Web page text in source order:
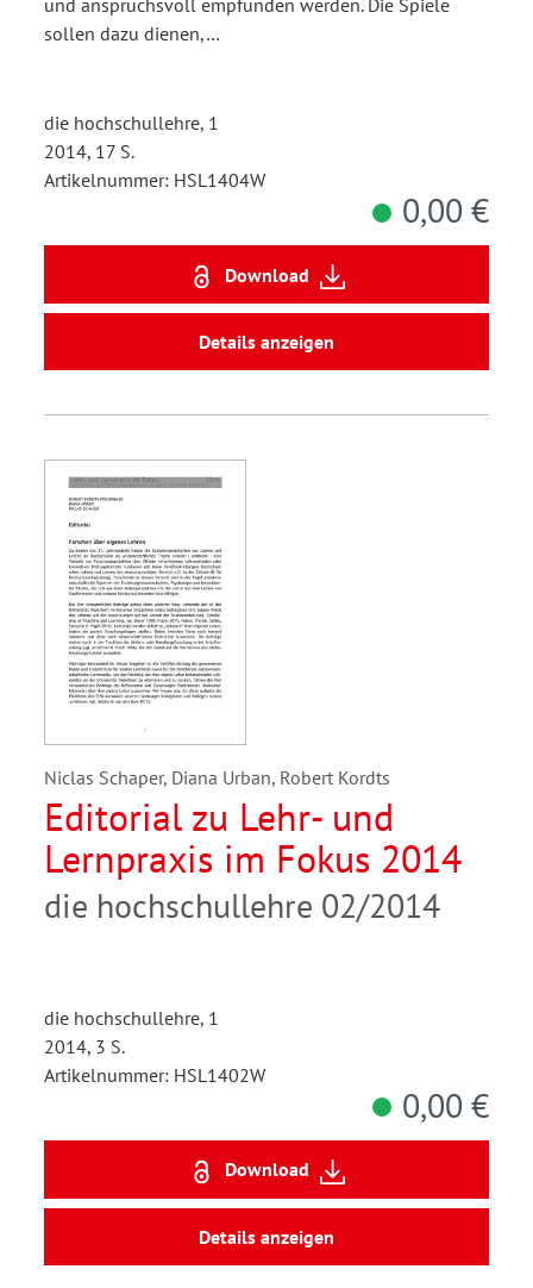
und anspruchsvoll empfunden werden. Die Spiele
sollen dazu dienen,…
die hochschullehre, 1
2014, 17 S.
Artikelnummer: HSL1404W
0,00 €
Download
Details anzeigen
Niclas Schaper, Diana Urban, Robert Kordts
Editorial zu Lehr- und
Lernpraxis im Fokus 2014
die hochschullehre 02/2014
die hochschullehre, 1
2014, 3 S.
Artikelnummer: HSL1402W
0,00 €
Download
Details anzeigen